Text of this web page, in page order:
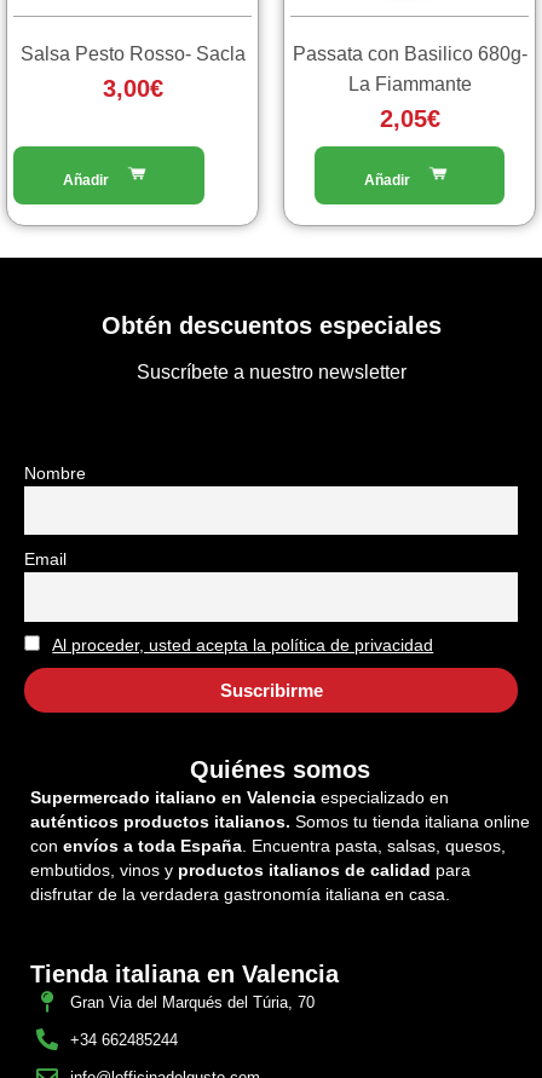
Salsa Pesto Rosso- Sacla
3,00€
Passata con Basilico 680g-
La Fiammante
2,05€
Obtén descuentos especiales
Suscríbete a nuestro newsletter
Nombre
Email
Al proceder, usted acepta la política de privacidad
Quiénes somos
Supermercado italiano en Valencia especializado en
auténticos productos italianos. Somos tu tienda italiana online
con envíos a toda España . Encuentra pasta, salsas, quesos,
embutidos, vinos y productos italianos de calidad para
disfrutar de la verdadera gastronomía italiana en casa.
Tienda italiana en Valencia
Gran Via del Marqués del Túria, 70
+34 662485244